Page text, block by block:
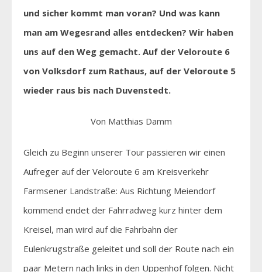
und sicher kommt man voran? Und was kann
man am Wegesrand alles entdecken? Wir haben
uns auf den Weg gemacht. Auf der Veloroute 6
von Volksdorf zum Rathaus, auf der Veloroute 5
wieder raus bis nach Duvenstedt.
Von Matthias Damm
Gleich zu Beginn unserer Tour passieren wir einen
Aufreger auf der Veloroute 6 am Kreisverkehr
Farmsener Landstraße: Aus Richtung Meiendorf
kommend endet der Fahrradweg kurz hinter dem
Kreisel, man wird auf die Fahrbahn der
Eulenkrugstraße geleitet und soll der Route nach ein
paar Metern nach links in den Uppenhof folgen. Nicht